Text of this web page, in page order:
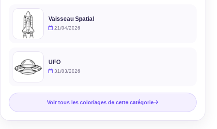
Vaisseau Spatial
21/04/2026
UFO
31/03/2026
Voir tous les coloriages de cette catégorie